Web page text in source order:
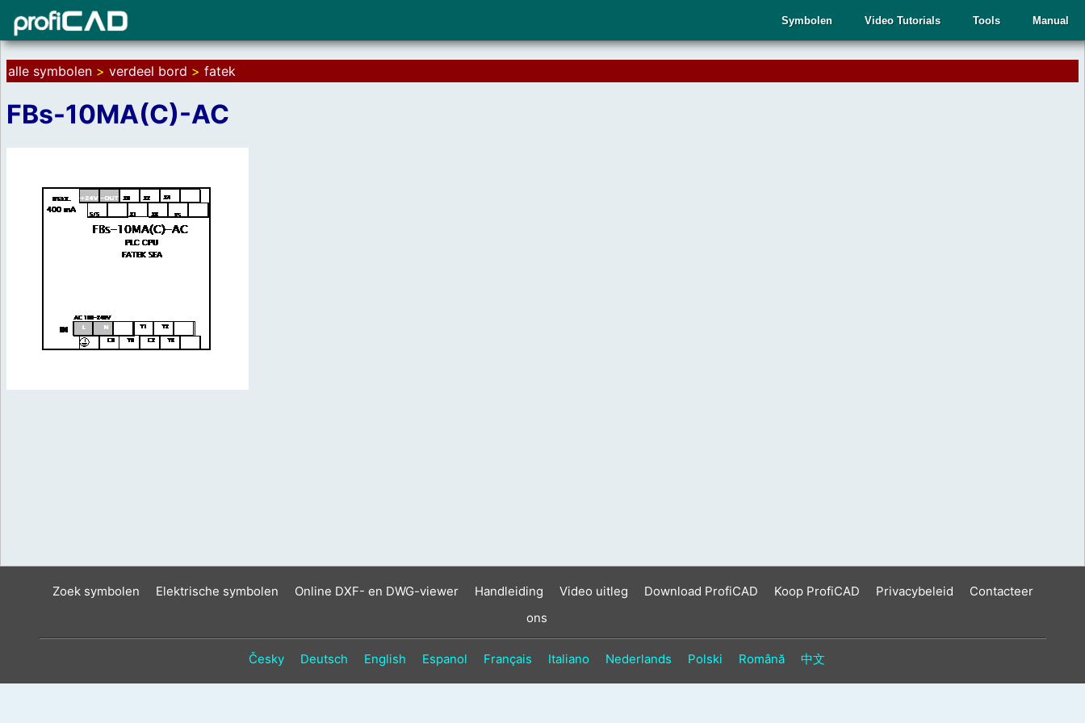
Manual
Tools
Video Tutorials
Symbolen
alle symbolen > verdeel bord > fatek
FBs-10MA(C)-AC
Zoek symbolen Elektrische symbolen Online DXF- en DWG-viewer Handleiding Video uitleg Download ProfiCAD Koop ProfiCAD Privacybeleid
Contacteer
ons
Česky Deutsch English Espanol Français Italiano Nederlands Polski Română 中文